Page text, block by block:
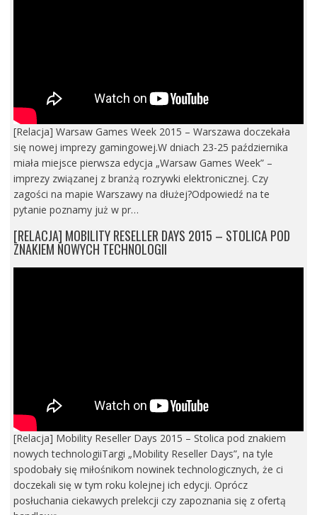
[Relacja] Warsaw Games Week 2015 – Warszawa doczekała
się nowej imprezy gamingowej.W dniach 23-25 października
miała miejsce pierwsza edycja „Warsaw Games Week” –
imprezy związanej z branżą rozrywki elektronicznej. Czy
zagości na mapie Warszawy na dłużej?Odpowiedź na te
pytanie poznamy już w pr…
[RELACJA] MOBILITY RESELLER DAYS 2015 – STOLICA POD
ZNAKIEM NOWYCH TECHNOLOGII
[Relacja] Mobility Reseller Days 2015 – Stolica pod znakiem
nowych technologiiTargi „Mobility Reseller Days”, na tyle
spodobały się miłośnikom nowinek technologicznych, że ci
doczekali się w tym roku kolejnej ich edycji. Oprócz
posłuchania ciekawych prelekcji czy zapoznania się z ofertą